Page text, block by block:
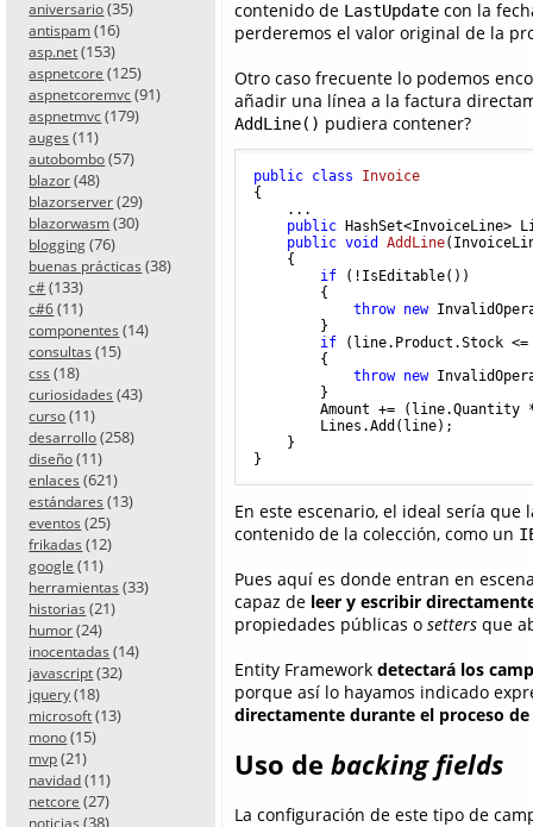
aniversario (35)
antispam (16)
asp.net (153)
aspnetcore (125)
aspnetcoremvc (91)
aspnetmvc (179)
auges (11)
autobombo (57)
blazor (48)
blazorserver (29)
blazorwasm (30)
blogging (76)
buenas prácticas (38)
c# (133)
c#6 (11)
componentes (14)
consultas (15)
css (18)
curiosidades (43)
curso (11)
desarrollo (258)
diseño (11)
enlaces (621)
estándares (13)
eventos (25)
frikadas (12)
google (11)
herramientas (33)
historias (21)
humor (24)
inocentadas (14)
javascript (32)
jquery (18)
microsoft (13)
mono (15)
mvp (21)
navidad (11)
netcore (27)
noticias (38)
contenido de LastUpdate con la
perderemos el valor original de la
Otro caso frecuente lo podemos
añadir una línea a la factura
AddLine() pudiera contener?
public class
Invoice
{
    ...
public HashSet<InvoiceLine>
public void AddLine(
    {
if (!IsEditable())
        {
throw new
        }
if (line.Product.Stock
        {
throw new
        }
Amount += (line.Quantity
        Lines.Add(line);
    }
En este escenario, el ideal sería
contenido de la colección, como un
Pues aquí es donde entran en
capaz de leer y escribir
propiedades públicas o setters que
Entity Framework detectará los
porque así lo hayamos indicado
directamente durante el proceso
Uso de backing fields
La configuración de este tipo de